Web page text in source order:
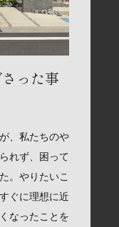
った事
、私たちのや
れず、困って
。やりたいこ
ぐに理想に近
なったことを